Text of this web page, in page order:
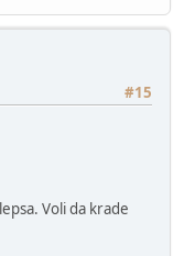
#15
Voli da krade